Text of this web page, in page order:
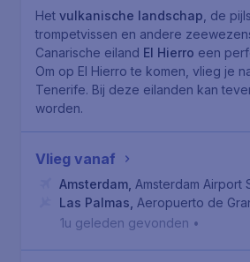
Het vulkanische landschap , de
trompetvissen en andere
Canarische eiland El Hierro een
Om op El Hierro te komen, vlieg je
Tenerife. Bij deze eilanden kan
worden.
Vlieg vanaf
Amsterdam Amsterdam Airport
Las Palmas Aeropuerto de
1u geleden gevonden •